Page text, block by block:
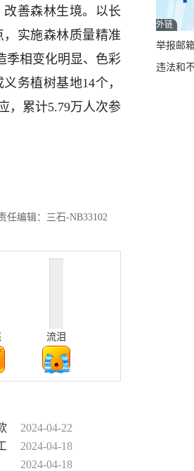
善森林生境。以长
实施森林质量精准
季相变化明显、色彩
务植树基地14个，
，累计5.79万人次参
任编辑：三石-NB33102
流泪
2024-04-22
2024-04-18
2024-04-18
外链
举报邮
违法和